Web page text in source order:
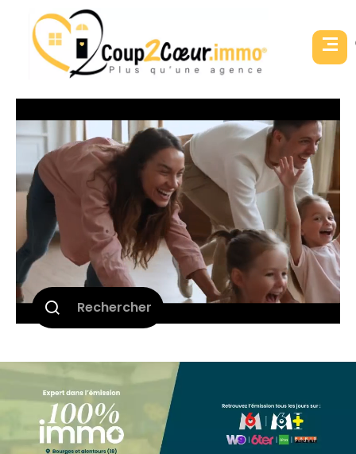
Rechercher
de
bien
Types
Ville